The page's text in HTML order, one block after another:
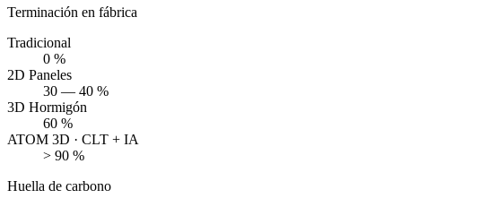
Terminación en fábrica
Tradicional
0 %
2D Paneles
30 — 40 %
3D Hormigón
60 %
ATOM 3D · CLT + IA
> 90 %
Huella de carbono